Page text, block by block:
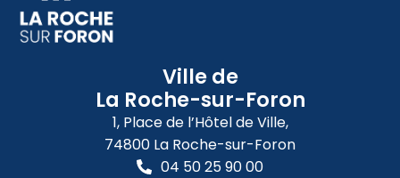
Ville de
La Roche-sur-Foron
1, Place de l’Hôtel de Ville,
74800 La Roche-sur-Foron
04 50 25 90 00